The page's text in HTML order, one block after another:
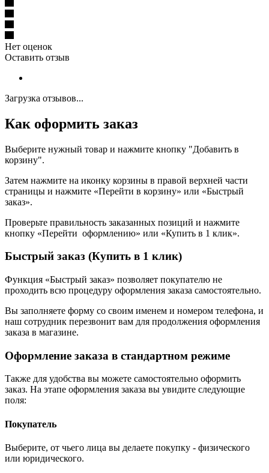
Нет оценок
Оставить отзыв
Загрузка отзывов...
Как оформить заказ
Выберите нужный товар и нажмите кнопку "Добавить в
корзину".
Затем нажмите на иконку корзины в правой верхней части
страницы и нажмите «Перейти в корзину» или «Быстрый
заказ».
Проверьте правильность заказанных позиций и нажмите
кнопку «Перейти оформлению» или «Купить в 1 клик».
Быстрый заказ (Купить в 1 клик)
Функция «Быстрый заказ» позволяет покупателю не
проходить всю процедуру оформления заказа самостоятельно.
Вы заполняете форму со своим именем и номером телефона, и
наш сотрудник перезвонит вам для продолжения оформления
заказа в магазине.
Оформление заказа в стандартном режиме
Также для удобства вы можете самостоятельно оформить
заказ. На этапе оформления заказа вы увидите следующие
поля:
Покупатель
Выберите, от чьего лица вы делаете покупку - физического
или юридического.